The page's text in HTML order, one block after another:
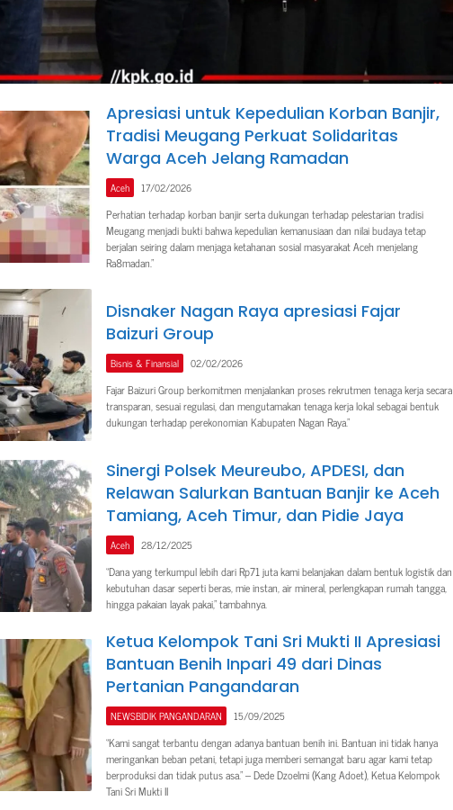
Apresiasi untuk Kepedulian Korban Banjir,
Tradisi Meugang Perkuat Solidaritas
Warga Aceh Jelang Ramadan
Aceh 17/02/2026
Perhatian terhadap korban banjir serta dukungan terhadap pelestarian tradisi
Meugang menjadi bukti bahwa kepedulian kemanusiaan dan nilai budaya tetap
berjalan seiring dalam menjaga ketahanan sosial masyarakat Aceh menjelang
Ra8madan.”
Disnaker Nagan Raya apresiasi Fajar
Baizuri Group
Bisnis & Finansial 02/02/2026
Fajar Baizuri Group berkomitmen menjalankan proses rekrutmen tenaga kerja secara
transparan, sesuai regulasi, dan mengutamakan tenaga kerja lokal sebagai bentuk
dukungan terhadap perekonomian Kabupaten Nagan Raya.”
Sinergi Polsek Meureubo, APDESI, dan
Relawan Salurkan Bantuan Banjir ke Aceh
Tamiang, Aceh Timur, dan Pidie Jaya
Aceh 28/12/2025
“Dana yang terkumpul lebih dari Rp71 juta kami belanjakan dalam bentuk logistik dan
kebutuhan dasar seperti beras, mie instan, air mineral, perlengkapan rumah tangga,
hingga pakaian layak pakai,” tambahnya.
Ketua Kelompok Tani Sri Mukti II Apresiasi
Bantuan Benih Inpari 49 dari Dinas
Pertanian Pangandaran
NEWSBIDIK PANGANDARAN 15/09/2025
“Kami sangat terbantu dengan adanya bantuan benih ini. Bantuan ini tidak hanya
meringankan beban petani, tetapi juga memberi semangat baru agar kami tetap
berproduksi dan tidak putus asa.” – Dede Dzoelmi (Kang Adoet), Ketua Kelompok
Tani Sri Mukti II